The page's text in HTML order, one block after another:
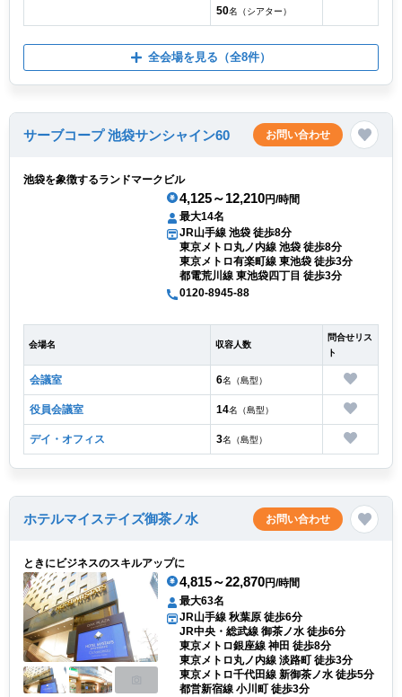
50名（シアター）
全会場を見る （全8件）
サーブコープ 池袋サンシャイン60 お問い合わせ
池袋を象徴するランドマークビル
4,125～12,210円/時間
最大14名
JR山手線 池袋 徒歩8分
東京メトロ丸ノ内線 池袋 徒歩8分
東京メトロ有楽町線 東池袋 徒歩3分
都電荒川線 東池袋四丁目 徒歩3分
0120-8945-88
会場名 収容人数
問合せリス
ト
会議室 6名（島型）
役員会議室 14名（島型）
デイ・オフィス 3名（島型）
ホテルマイステイズ御茶ノ水 お問い合わせ
ときにビジネスのスキルアップに
4,815～22,870円/時間
最大63名
JR山手線 秋葉原 徒歩6分
JR中央・総武線 御茶ノ水 徒歩6分
東京メトロ銀座線 神田 徒歩8分
東京メトロ丸ノ内線 淡路町 徒歩3分
東京メトロ千代田線 新御茶ノ水 徒歩5分
都営新宿線 小川町 徒歩3分